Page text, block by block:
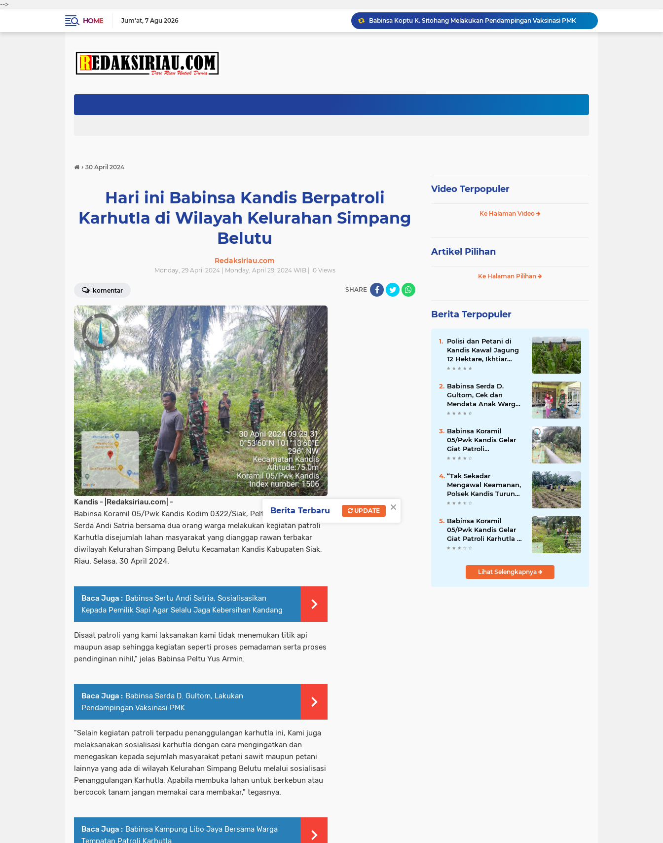
-->
HOME
Jum'at 7 Agu 2026
Babinsa Koptu K. Sitohang Melakukan Pendampingan Vaksinasi PMK
“Tak Sekadar Mengawal Keamanan, Polsek Kandis Turun ke Lahan Jagung Kawal Ketahanan Pangan
12 Hektare Jagung Jadi Tumpuan, Polsek Kandis Bergerak Kawal Swasembada Pangan
› 30 April 2024
Hari ini Babinsa Kandis Berpatroli
Karhutla di Wilayah Kelurahan Simpang
Belutu
Redaksiriau.com
Monday, 29 April 2024 | Monday, April 29, 2024 WIB | 0Views
komentar SHARE
Kandis - |Redaksiriau.com| -
Babinsa Koramil 05/Pwk Kandis Kodim 0322/Siak, Peltu Yus Armin dan
Serda Andi Satria bersama dua orang warga melakukan kegiatan patroli
Karhutla disejumlah lahan masyarakat yang dianggap rawan terbakar
diwilayah Kelurahan Simpang Belutu Kecamatan Kandis Kabupaten Siak,
Riau. Selasa, 30 April 2024.
Baca Juga : Babinsa Sertu Andi Satria, Sosialisasikan
Kepada Pemilik Sapi Agar Selalu Jaga Kebersihan Kandang
Disaat patroli yang kami laksanakan kami tidak menemukan titik api
maupun asap sehingga kegiatan seperti proses pemadaman serta proses
pendinginan nihil," jelas Babinsa Peltu Yus Armin.
Baca Juga : Babinsa Serda D. Gultom, Lakukan
Pendampingan Vaksinasi PMK
"Selain kegiatan patroli terpadu penanggulangan karhutla ini, Kami juga
melaksanakan sosialisasi karhutla dengan cara mengingatkan dan
menegaskan kepada sejumlah masyarakat petani sawit maupun petani
lainnya yang ada di wilayah Kelurahan Simpang Belutu melalui sosialisasi
Penanggulangan Karhutla, Apabila membuka lahan untuk berkebun atau
bercocok tanam jangan memakai cara membakar," tegasnya.
Baca Juga : Babinsa Kampung Libo Jaya Bersama Warga
Tempatan Patroli Karhutla
Video Terpopuler
Ke Halaman Video
Artikel Pilihan
Ke Halaman Pilihan
Berita Terpopuler
Polisi dan Petani di
Kandis Kawal Jagung
12 Hektare, Ikhtiar
Menjaga Ketahanan
Babinsa Serda D.
Gultom, Cek dan
Mendata Anak Warga
Yang Stunting
Babinsa Koramil
05/Pwk Kandis Gelar
Giat Patroli
Pengamanan Line
Kandis Kandis
“Tak Sekadar
Mengawal Keamanan,
Polsek Kandis Turun
ke Lahan Jagung
Pangan
Babinsa Koramil
05/Pwk Kandis Gelar
Giat Patroli Karhutla di
Wilayah Kelurahan
Lihat Selengkapnya
×
Berita Terbaru UPDATE